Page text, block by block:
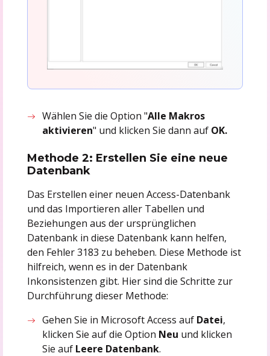
Wählen Sie die Option "Alle Makros
aktivieren" und klicken Sie dann auf OK.
Methode 2: Erstellen Sie eine neue
Datenbank
Das Erstellen einer neuen Access-Datenbank
und das Importieren aller Tabellen und
Beziehungen aus der ursprünglichen
Datenbank in diese Datenbank kann helfen,
den Fehler 3183 zu beheben. Diese Methode ist
hilfreich, wenn es in der Datenbank
Inkonsistenzen gibt. Hier sind die Schritte zur
Durchführung dieser Methode:
Gehen Sie in Microsoft Access auf Datei,
klicken Sie auf die Option Neu und klicken
Sie auf Leere Datenbank.